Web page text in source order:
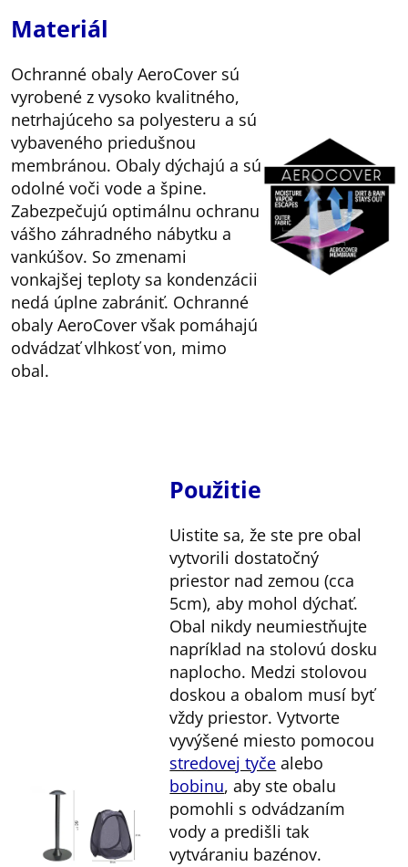
Materiál
Ochranné obaly AeroCover sú
vyrobené z vysoko kvalitného,
netrhajúceho sa polyesteru a sú
vybaveného priedušnou
membránou. Obaly dýchajú a sú
odolné voči vode a špine.
Zabezpečujú optimálnu ochranu
vášho záhradného nábytku a
vankúšov. So zmenami
vonkajšej teploty sa kondenzácii
nedá úplne zabrániť. Ochranné
obaly AeroCover však pomáhajú
odvádzať vlhkosť von, mimo
obal.
Použitie
Uistite sa, že ste pre obal
vytvorili dostatočný
priestor nad zemou (cca
5cm), aby mohol dýchať.
Obal nikdy neumiestňujte
napríklad na stolovú dosku
naplocho. Medzi stolovou
doskou a obalom musí byť
vždy priestor. Vytvorte
vyvýšené miesto pomocou
stredovej tyče alebo
bobinu, aby ste obalu
pomohli s odvádzaním
vody a predišli tak
vytváraniu bazénov.